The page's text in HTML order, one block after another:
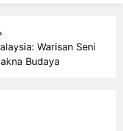
Warisan Seni
Budaya